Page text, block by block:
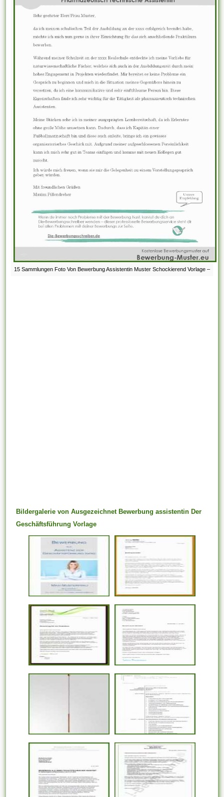
15 Sammlungen Foto Von Bewerbung Assistentin Muster Schockierend Vorlage –
Bildergalerie von Ausgezeichnet Bewerbung assistentin Der
Geschäftsführung Vorlage